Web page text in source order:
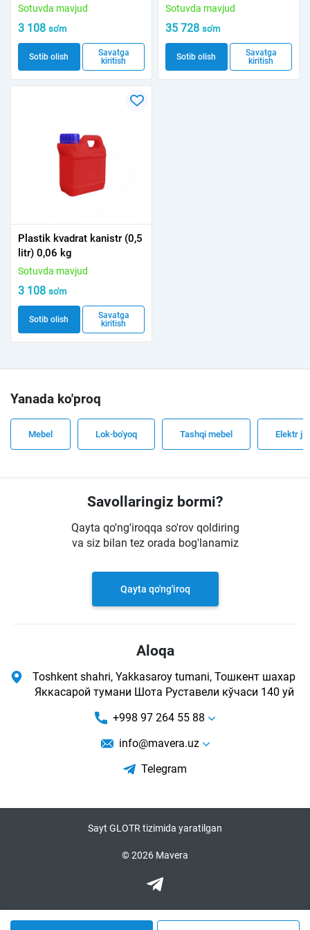
Sotuvda mavjud
3 108 so'm
Sotib olish
Savatga
kiritish
Sotuvda mavjud
35 728 so'm
Sotib olish
Savatga
kiritish
Plastik kvadrat kanistr (0,5
litr) 0,06 kg
Sotuvda mavjud
3 108 so'm
Sotib olish
Savatga
kiritish
Yanada ko'proq
Mebel Lok-bo'yoq Tashqi mebel Elektr
Savollaringiz bormi?
Qayta qo'ng'iroqqa so'rov qoldiring
va siz bilan tez orada bog'lanamiz
Qayta qo'ng'iroq
Aloqa
Toshkent shahri, Yakkasaroy tumani, Тошкент шахар
Яккасарой тумани Шота Руставели кўчаси 140 уй
+998 97 264 55 88
info@mavera.uz
Telegram
Sayt GLOTR tizimida yaratilgan
© 2026 Mavera